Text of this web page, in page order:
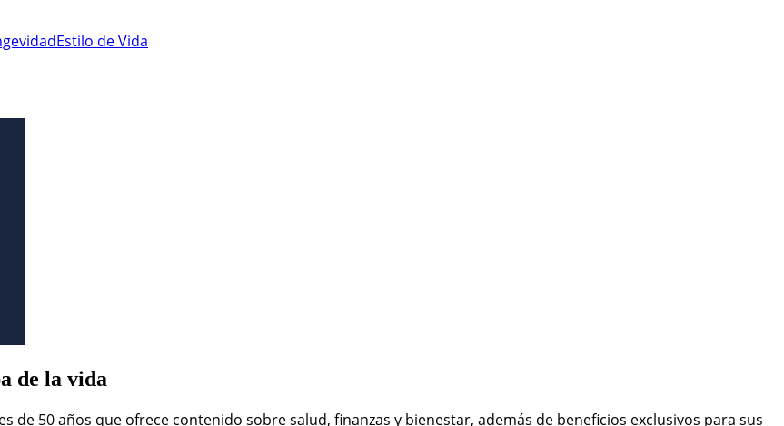
Estilo de Vida
de la vida
de 50 años que ofrece contenido sobre salud, finanzas y bienestar, además de beneficios exclusivos para sus